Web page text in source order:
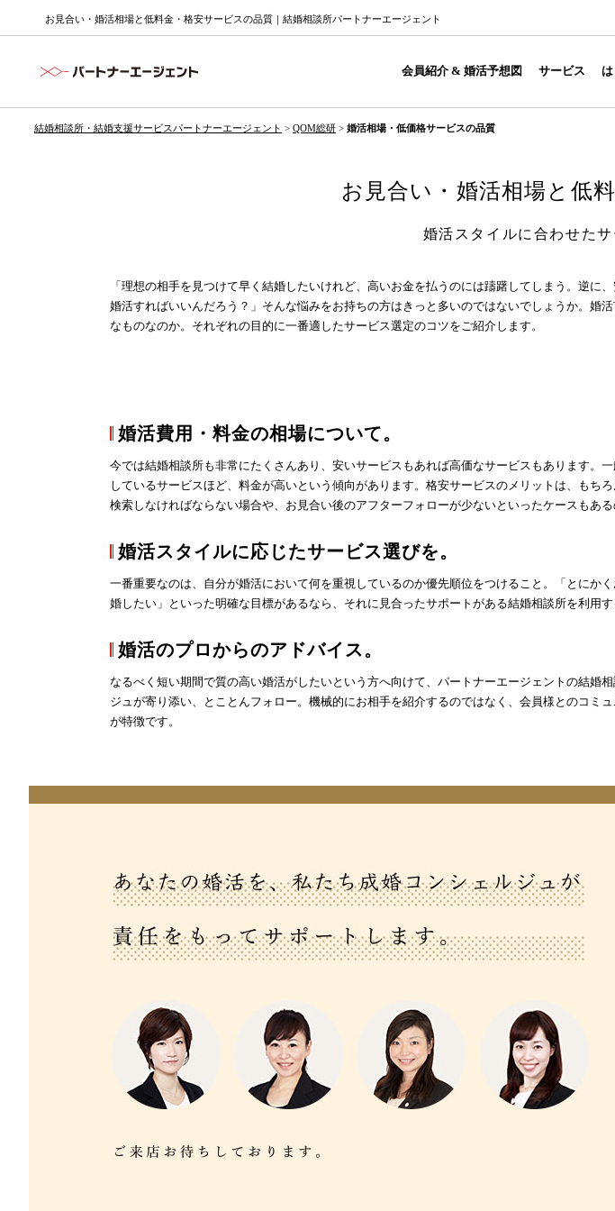
お見合い・婚活相場と低料金・格安サービスの品質｜結婚相談所パートナーエージェント
会員紹介 & 婚活予想図 サービス
結婚相談所・結婚支援サービスパートナーエージェント > QOM総研 > 婚活相場・低価格サービスの品質
お見合い・婚活相場と低
婚活スタイルに合わせた
「理想の相手を見つけて早く 結婚したいけれど、高いお金を払うのには躊躇してしまう。逆に
婚活すればいいんだろう？」そんな悩みをお持ちの方はきっと多いのではないでしょうか。婚
なものなのか。それぞれの目的に一番適したサービス選定のコツをご紹介します。
婚活費用・料金の相場について。
今では結婚相談所も非常にたくさんあり、安いサービスもあれば高価なサービスもあります。
しているサービスほど、料金が高いという傾向があります。格安サービスのメリットは、も
検索しなければならない場合や、お見合い後のアフターフォローが少ないといったケースもあ
婚活スタイルに応じたサービス選びを。
一番重要なのは、自分が婚活において何を重視しているのか優先順位をつけること。「とに
婚したい」といった明確な目標があるなら、それに見合ったサポートがある結婚相談所を利用す
婚活のプロからのアドバイス。
なるべく短い期間で質の高い婚活がしたいという方へ向けて、パートナーエージェントの結
ジュが寄り添い、とことんフォロー。機械的にお相手を紹介するのではなく、会員様とのコ
が特徴です。